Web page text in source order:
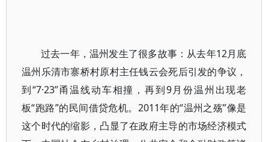
过去一年，温州发生了很多故事：从去年12月底
温州乐清市寨桥村原村主任钱云会死后引发的争议，
到“7·23”甬温线动车相撞，再到9月份温州出现老
板“跑路”的民间借贷危机。2011年的“温州之殇”像是
这个时代的缩影，凸显了在政府主导的市场经济模式